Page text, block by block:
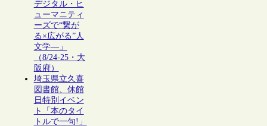
デジタル・ヒ
ューマニティ
ーズで“繋が
る×広がる”人
文学―」
（8/24-25・大
阪府）
埼玉県立久喜
図書館、休館
日特別イベン
ト「本のタイ
トルで一句!」